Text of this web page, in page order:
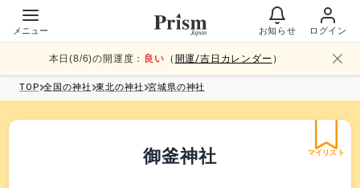
メニュー お知らせ ログイン
本日(8/6)の開運度： 良い （ 開運/吉日カレンダー ）
TOP 全国の神社 東北の神社 宮城県の神社
マイリスト
御釜神社